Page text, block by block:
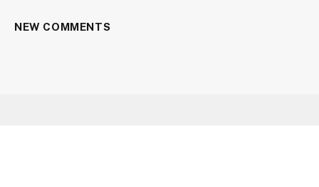
NEW COMMENTS